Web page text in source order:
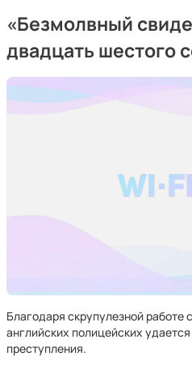
«Безмолвный
двадцать шестого
Благодаря скрупулезной
английских полицейских
преступления.